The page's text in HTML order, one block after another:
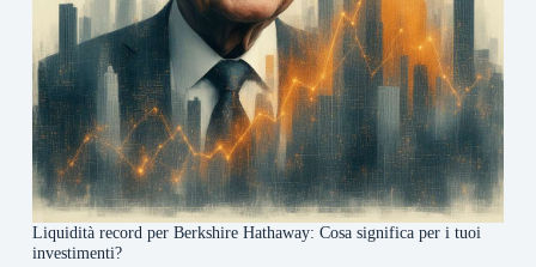
Liquidità record per Berkshire Hathaway: Cosa significa per i tuoi
investimenti?